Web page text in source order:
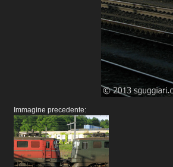
Immagine precedente: